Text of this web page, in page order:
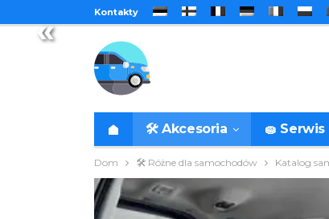
« Kontakty
🛠️ Akcesoria 🧽 Serwis
Dom 🛠️ Różne dla samochodów Katalog